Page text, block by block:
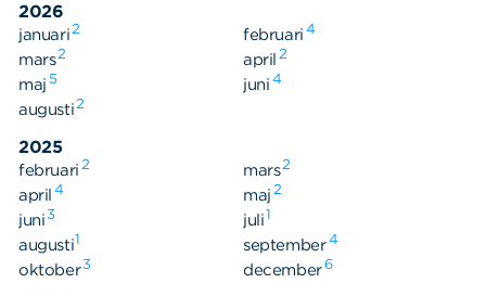
2026
januari2 februari 4
mars2 april 2
maj 5 juni 4
augusti2
2025
februari 2 mars2
april 4 maj 2
juni3 juli1
augusti1 september4
oktober3 december6
Organisation
Ledning
Årsredovisningar
Nyheter